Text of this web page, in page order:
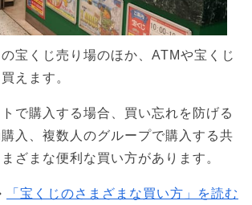
宝くじ売り場のほか、ATMや宝くじ
えます。
で購入する場合、買い忘れを防げる
入、複数人のグループで購入する共
ざまな便利な買い方があります。
「宝くじのさまざまな買い方」を読む